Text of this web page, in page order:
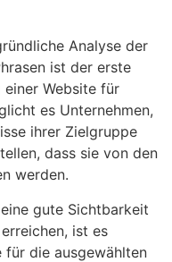
Analyse der
ist der erste
Website für
es Unternehmen,
ihrer Zielgruppe
dass sie von den
werden.
gute Sichtbarkeit
ist es
für die ausgewählten